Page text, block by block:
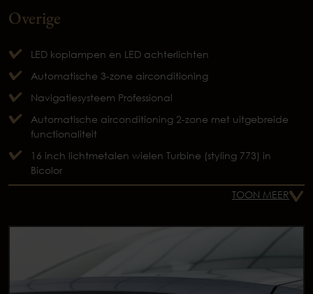
Overige
LED koplampen en LED achterlichten
Automatische 3-zone airconditioning
Navigatiesysteem Professional
Automatische airconditioning 2-zone met uitgebreide
functionaliteit
16 inch lichtmetalen wielen Turbine (styling 773) in
Bicolor
TOON MEER